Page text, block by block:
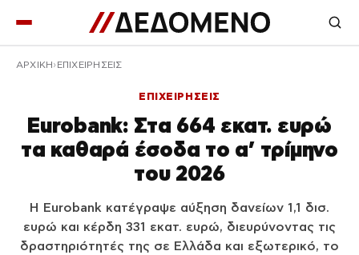
ΑΡΧΙΚΉ ΕΠΙΧΕΙΡΗΣΕΙΣ
ΕΠΙΧΕΙΡΗΣΕΙΣ
Eurobank: Στα 664 εκατ. ευρώ
τα καθαρά έσοδα το α’ τρίμηνο
του 2026
Η Eurobank κατέγραψε αύξηση δανείων 1,1 δισ.
ευρώ και κέρδη 331 εκατ. ευρώ, διευρύνοντας τις
δραστηριότητές της σε Ελλάδα και εξωτερικό, το